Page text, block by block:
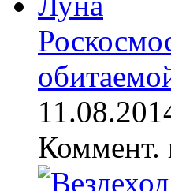
Коммент.